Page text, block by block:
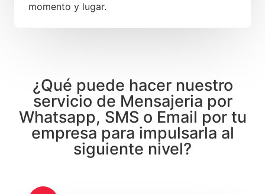
momento y lugar.
¿Qué puede hacer nuestro
servicio de Mensajeria por
Whatsapp, SMS o Email por tu
empresa para impulsarla al
siguiente nivel?